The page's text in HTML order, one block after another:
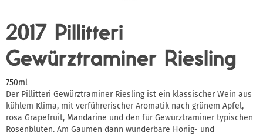
2017 Pillitteri
Gewürztraminer Riesling
750ml
Der Pillitteri Gewürztraminer Riesling ist ein klassischer Wein aus
kühlem Klima, mit verführerischer Aromatik nach grünem Apfel,
rosa Grapefruit, Mandarine und den für Gewürztraminer typischen
Rosenblüten. Am Gaumen dann wunderbare Honig- und